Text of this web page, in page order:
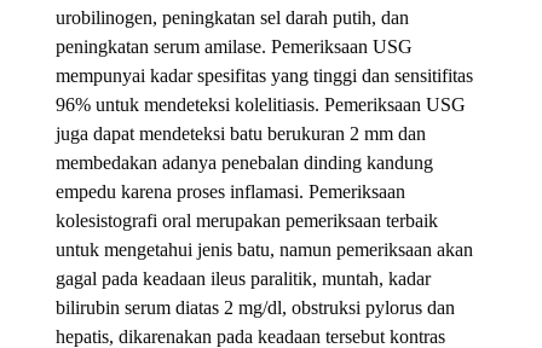
urobilinogen, peningkatan sel darah putih, dan
peningkatan serum amilase. Pemeriksaan USG
mempunyai kadar spesifitas yang tinggi dan sensitifitas
96% untuk mendeteksi kolelitiasis. Pemeriksaan USG
juga dapat mendeteksi batu berukuran 2 mm dan
membedakan adanya penebalan dinding kandung
empedu karena proses inflamasi. Pemeriksaan
kolesistografi oral merupakan pemeriksaan terbaik
untuk mengetahui jenis batu, namun pemeriksaan akan
gagal pada keadaan ileus paralitik, muntah, kadar
bilirubin serum diatas 2 mg/dl, obstruksi pylorus dan
hepatis, dikarenakan pada keadaan tersebut kontras